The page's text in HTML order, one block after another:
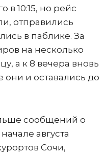
в 10:15, но рейс
отправились
в паблике. За
на несколько
а к 8 вечера вновь
они и оставались до
сообщений о
августа
Сочи,